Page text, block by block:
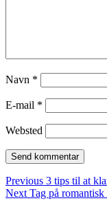
Navn *
E-mail *
Websted
Previous Previous
post:
3 tips til at
Next Next
Tag på